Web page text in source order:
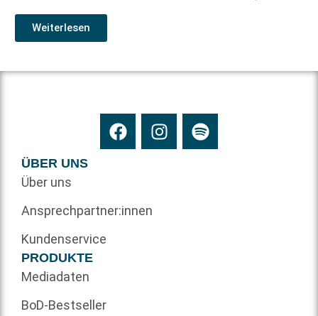
Weiterlesen
ÜBER UNS
Über uns
Ansprechpartner:innen
Kundenservice
PRODUKTE
Mediadaten
BoD-Bestseller